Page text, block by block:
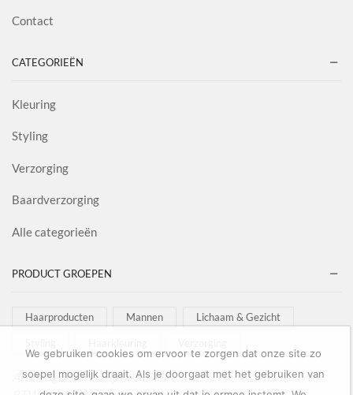
Contact
CATEGORIEËN
Kleuring
Styling
Verzorging
Baardverzorging
Alle categorieën
PRODUCT GROEPEN
Haarproducten Mannen Lichaam & Gezicht
Al onze goederen zijn inclusief
We gebruiken cookies om ervoor te zorgen dat onze site zo
soepel mogelijk draait. Als je doorgaat met het gebruiken van